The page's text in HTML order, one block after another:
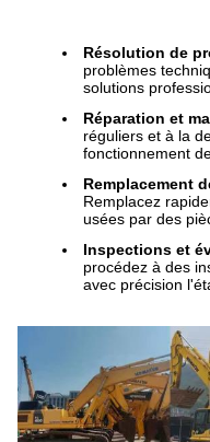
Résolution de
problèmes
solutions
Réparation et
réguliers et à la
fonctionnement
Remplacement
Remplacez
usées par des
Inspections et
procédez à des
avec précision